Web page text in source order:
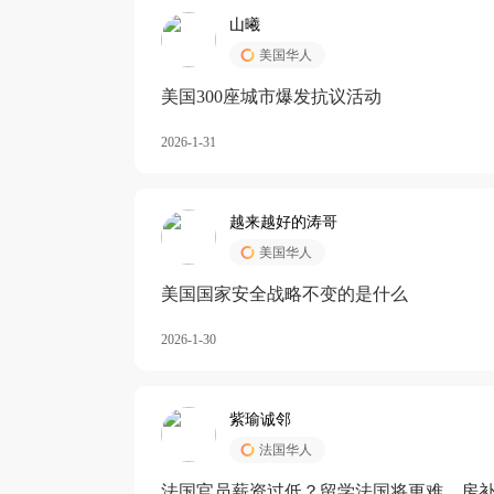
山曦
美国华人
美国300座城市爆发抗议活动
2026-1-31
越来越好的涛哥
美国华人
美国国家安全战略不变的是什么
2026-1-30
紫瑜诚邻
法国华人